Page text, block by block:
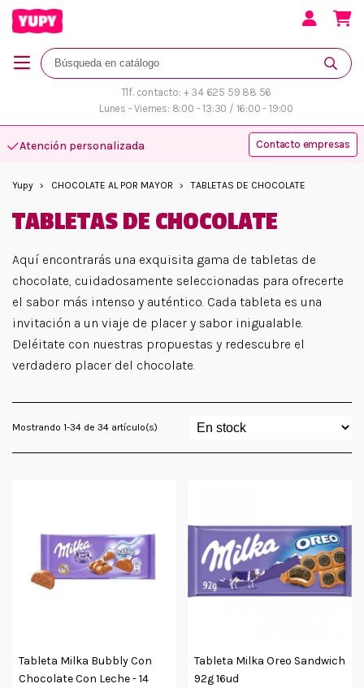
Tlf. contacto: + 34 625 59 88 56
Lunes - Viernes: 8:00 - 13:30 / 16:00 - 19:00
Atención personalizada Contacto empresas
Yupy CHOCOLATE AL POR MAYOR TABLETAS DE CHOCOLATE
TABLETAS DE CHOCOLATE
Aquí encontrarás una exquisita gama de tabletas de
chocolate, cuidadosamente seleccionadas para ofrecerte
el sabor más intenso y auténtico. Cada tableta es una
invitación a un viaje de placer y sabor inigualable.
Deléitate con nuestras propuestas y redescubre el
verdadero placer del chocolate.
Mostrando 1-34 de 34 artículo(s)
Tableta Milka Bubbly Con
Chocolate Con Leche - 14
Tableta Milka Oreo Sandwich
92g 16ud